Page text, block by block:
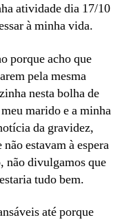
atividade dia 17/10
à minha vida.
porque acho que
pela mesma
nesta bolha de
marido e a minha
da gravidez,
estavam à espera
não divulgamos que
tudo bem.
até porque